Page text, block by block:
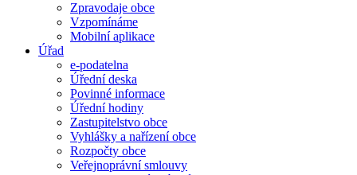
Zpravodaje obce
Vzpomínáme
Mobilní aplikace
Úřad
e-podatelna
Úřední deska
Povinné informace
Úřední hodiny
Zastupitelstvo obce
Vyhlášky a nařízení obce
Rozpočty obce
Veřejnoprávní smlouvy